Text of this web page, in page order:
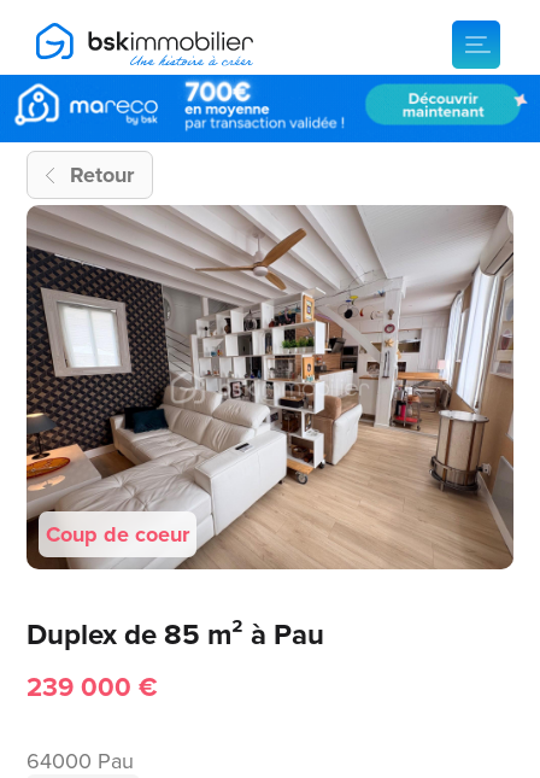
Retour
Coup de coeur
Duplex de 85 m² à Pau
239 000 €
64000 Pau